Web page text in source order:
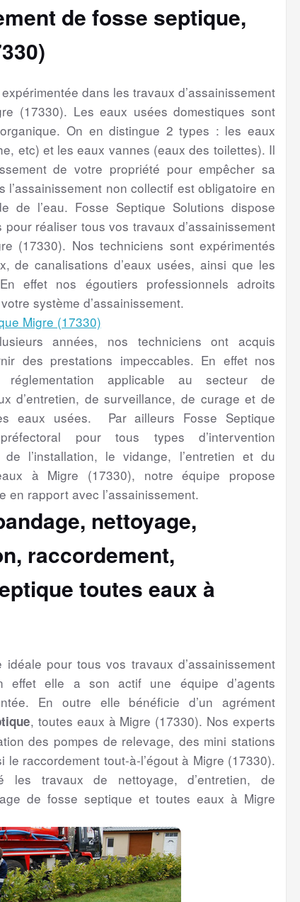
de fosse septique,
dans les travaux d’assainissement
(17330). Les eaux usées domestiques sont
On en distingue 2 types : les eaux
etc) et les eaux vannes (eaux des toilettes). Il
de votre propriété pour empêcher sa
non collectif est obligatoire en
l’eau. Fosse Septique Solutions dispose
pour réaliser tous vos travaux d’assainissement
(17330). Nos techniciens sont expérimentés
de canalisations d’eaux usées, ainsi que les
effet nos égoutiers professionnels adroits
système d’assainissement.
années, nos techniciens ont acquis
des prestations impeccables. En effet nos
applicable au secteur de
d’entretien, de surveillance, de curage et de
eaux usées. Par ailleurs Fosse Septique
pour tous types d’intervention
l’installation, le vidange, l’entretien et du
à Migre (17330), notre équipe propose
en rapport avec l’assainissement.
nettoyage,
raccordement,
toutes eaux à
pour tous vos travaux d’assainissement
elle a son actif une équipe d’agents
En outre elle bénéficie d’un agrément
, toutes eaux à Migre (17330). Nos experts
des pompes de relevage, des mini stations
raccordement tout-à-l’égout à Migre (17330).
les travaux de nettoyage, d’entretien, de
de fosse septique et toutes eaux à Migre